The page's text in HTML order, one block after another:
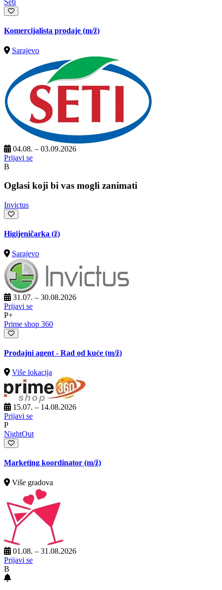
Seti
Komercijalista prodaje (m/ž)
Sarajevo
04.08. – 03.09.2026
Prijavi se
B
Oglasi koji bi vas mogli zanimati
Invictus
Higijeničarka (ž)
Sarajevo
31.07. – 30.08.2026
Prijavi se
P+
Prime shop 360
Prodajni agent - Rad od kuće (m/ž)
Više lokacija
15.07. – 14.08.2026
Prijavi se
P
NightOut
Marketing koordinator (m/ž)
Više gradova
01.08. – 31.08.2026
Prijavi se
B